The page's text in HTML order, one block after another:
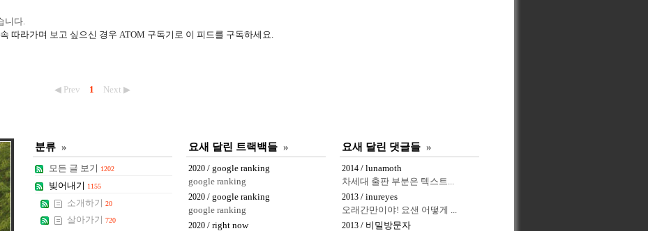
니다.
따라가며 보고 싶으신 경우 ATOM 구독기로 이 피드를 구독하세요.
◀ Prev 1 Next ▶
분류 »
모든 글 보기 1202
빚어내기 1155
소개하기 20
살아가기 720
요새 달린 트랙백들 »
2020 / google ranking
google ranking
2020 / google ranking
google ranking
2020 / right now
요새 달린 댓글들 »
2014 / lunamoth
차세대 출판 부분은 텍스트...
2013 / inureyes
오래간만이야! 요샌 어떻게 ...
2013 / 비밀방문자